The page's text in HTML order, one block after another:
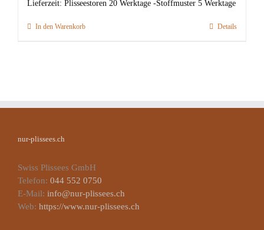
Lieferzeit: Plisseestoren 20 Werktage -Stoffmuster 5 Werktage
In den Warenkorb Details
nur-plissees.ch
Swiss Plissees GmbH
Telefon: 044 552 0750
E-Mail: info@nur-plissees.ch
Web: https://www.nur-plissees.ch